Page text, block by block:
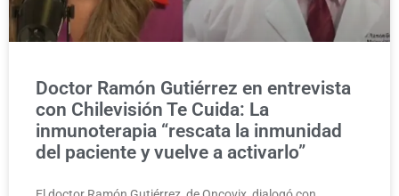
Doctor Ramón Gutiérrez en entrevista
con Chilevisión Te Cuida: La
inmunoterapia “rescata la inmunidad
del paciente y vuelve a activarlo”